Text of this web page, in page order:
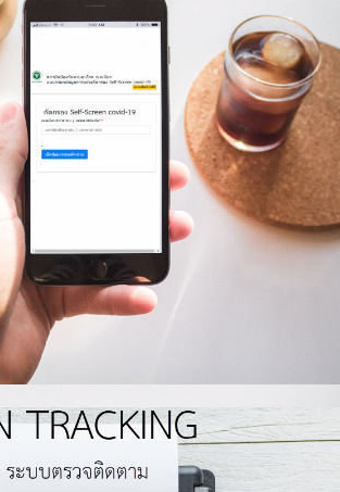
นตรวจ ประชาชน( COVID19 - Lab)
คลิกเพื่อเข้าระบบ